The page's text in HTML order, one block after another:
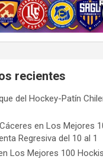
recientes
del Hockey-Patín
en Los Mejores
Regresiva del 10 al 1
Los Mejores 100